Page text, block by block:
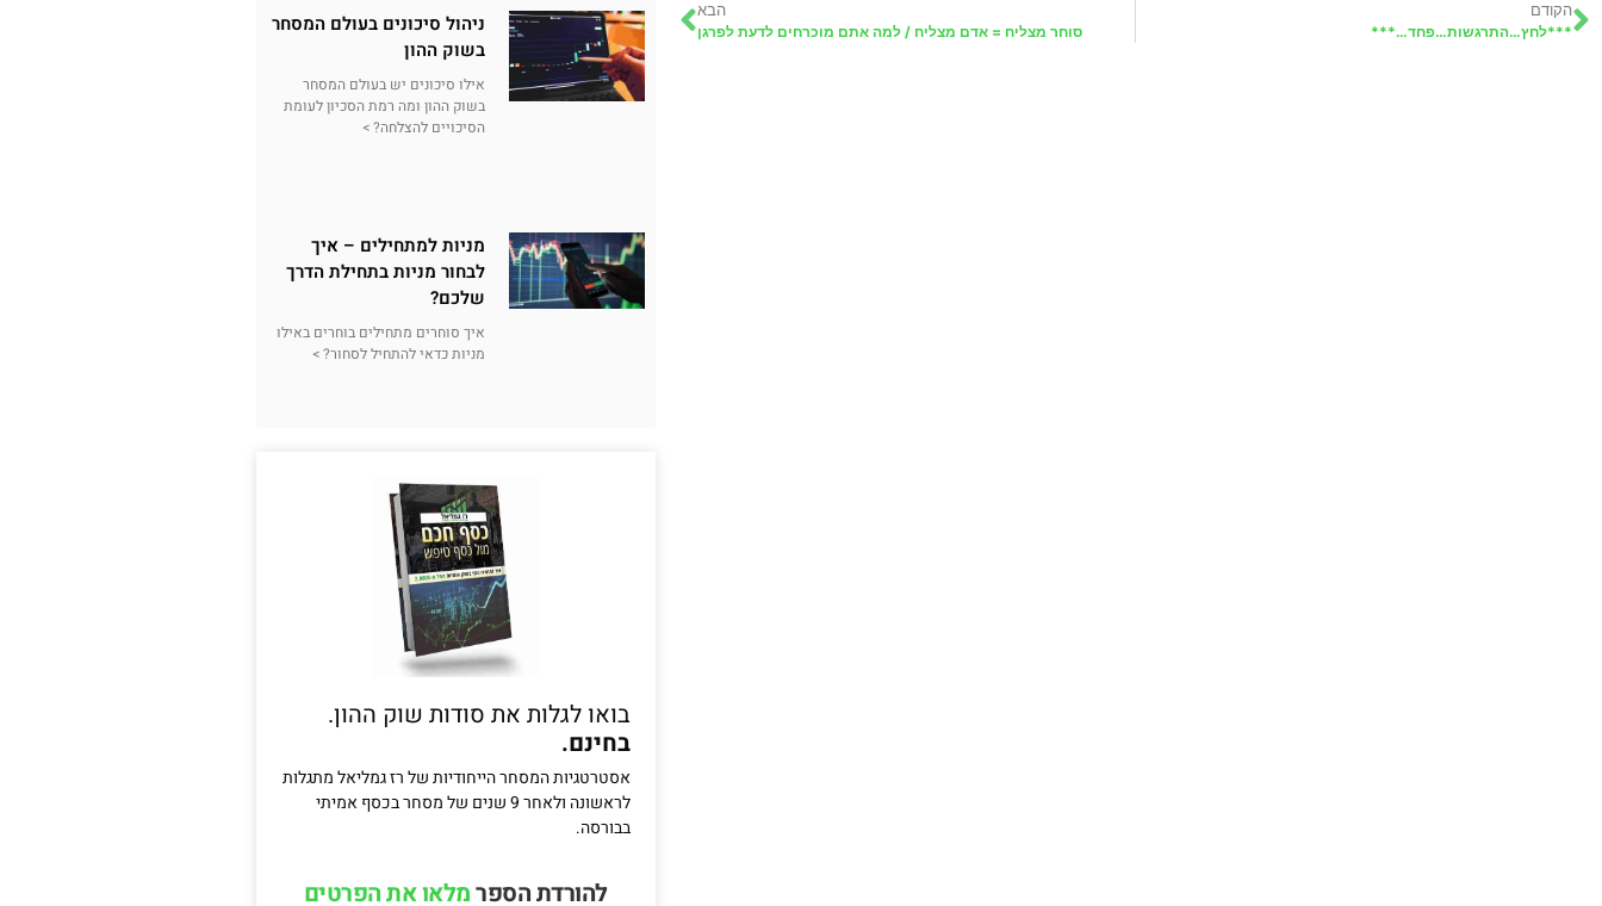
הקודם
***לחץ…התרגשות…פחד…***
הבא
סוחר מצליח = אדם מצליח / למה אתם מוכרחים לדעת לפרגן
ניהול סיכונים בעולם המסחר
בשוק ההון
אילו סיכונים יש בעולם המסחר
בשוק ההון ומה רמת הסכיון לעומת
הסיכויים להצלחה? >
מניות למתחילים – איך
לבחור מניות בתחילת הדרך
שלכם?
איך סוחרים מתחילים בוחרים באילו
מניות כדאי להתחיל לסחור? >
בואו לגלות את סודות שוק ההון.
בחינם.
אסטרטגיות המסחר הייחודיות של רז גמליאל מתגלות
לראשונה ולאחר 9 שנים של מסחר בכסף אמיתי
בבורסה.
להורדת הספרמלאו את הפרטים